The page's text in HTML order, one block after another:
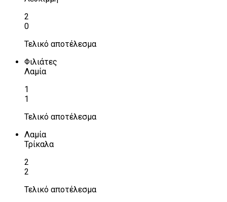
2
0
Τελικό αποτέλεσμα
Φιλιάτες
Λαμία
1
1
Τελικό αποτέλεσμα
Λαμία
Τρίκαλα
2
2
Τελικό αποτέλεσμα